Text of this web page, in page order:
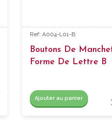
Ref: A004-L01-B
Boutons De
Forme De Lettre B
Ajouter au panier